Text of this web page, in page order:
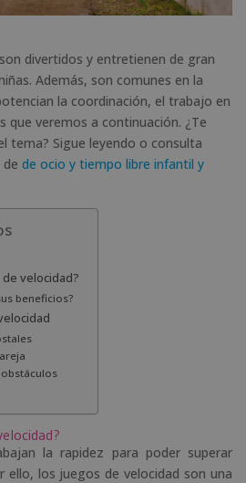
divertidos y entretienen de gran
Además, son comunes en la
la coordinación, el trabajo en
que veremos a continuación. ¿Te
tema? Sigue leyendo o consulta
de ocio y tiempo libre infantil y
velocidad?
beneficios?
la rapidez para poder superar
ello, los juegos de velocidad son una